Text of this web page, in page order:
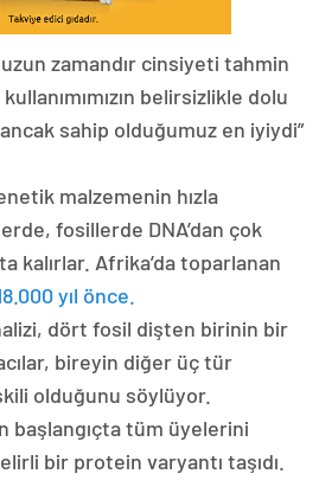
zamandır cinsiyeti tahmin
belirsizlikle dolu
sahip olduğumuz en iyiydi”
malzemenin hızla
fosillerde DNA’dan çok
kalırlar. Afrika’da toparlanan
yıl önce.
dört fosil dişten birinin bir
bireyin diğer üç tür
olduğunu söylüyor.
başlangıçta tüm üyelerini
bir protein varyantı taşıdı.